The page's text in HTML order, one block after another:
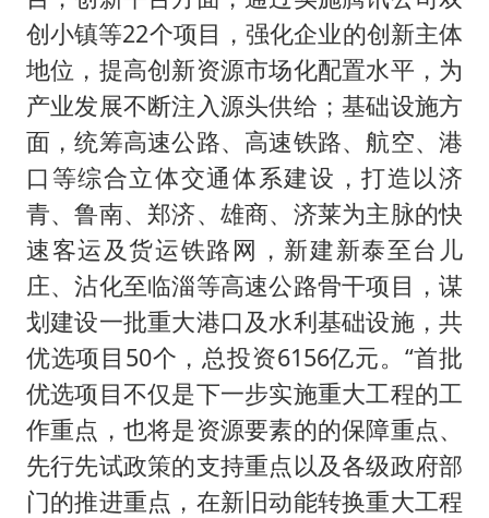
创小镇等22个项目，强化企业的创新主体
地位，提高创新资源市场化配置水平，为
产业发展不断注入源头供给；基础设施方
面，统筹高速公路、高速铁路、航空、港
口等综合立体交通体系建设，打造以济
青、鲁南、郑济、雄商、济莱为主脉的快
速客运及货运铁路网，新建新泰至台儿
庄、沾化至临淄等高速公路骨干项目，谋
划建设一批重大港口及水利基础设施，共
优选项目50个，总投资6156亿元。“首批
优选项目不仅是下一步实施重大工程的工
作重点，也将是资源要素的的保障重点、
先行先试政策的支持重点以及各级政府部
门的推进重点，在新旧动能转换重大工程